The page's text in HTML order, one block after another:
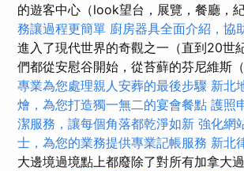
的遊客中心（look望台，展覽，餐廳，
務讓過程更簡單 廚房器具全面介紹，協
進入了現代世界的奇觀之一（直到20世
們都從安慰谷開始，從苔蘚的芬尼維斯
專業為您處理親人安葬的最後步驟 新北
燴，為您打造獨一無二的宴會餐點 護照
潔服務，讓每個角落都乾淨如新 強化網
士，為您的業務提供專業記帳服務 新北
大邊境過境點上都廢除了對所有加拿大